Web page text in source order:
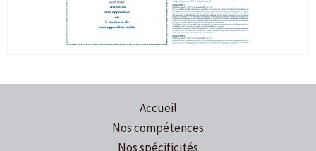
Accueil
Nos compétences
Nos spécificités